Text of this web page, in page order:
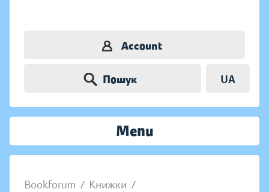
Account
Пошук UA
Menu
Bookforum / Книжки /